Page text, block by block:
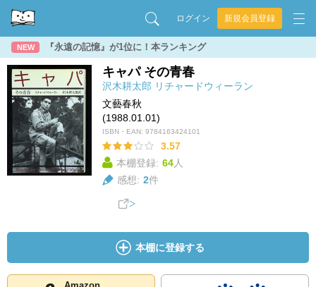
ログイン 新規会員登録
NEW 『永遠の記憶』が1位に！本ランキング
キャパ その青春
沢木耕太郎 リチャードウィーラン
文藝春秋
(1988.01.01)
ISBN・EAN: 9784163424101
3.57
本棚登録: 64人
感想: 2件
本棚に登録する